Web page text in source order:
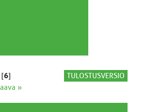
TULOSTUSVERSIO
[6]
»